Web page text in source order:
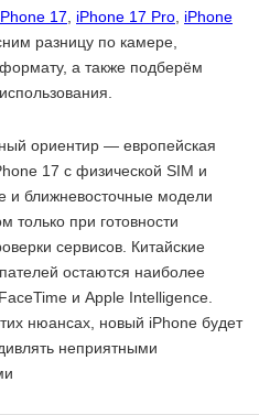
17 iPhone 17 Pro iPhone
разницу по камере,
а также подберём
ориентир — европейская
17 с физической SIM и
и ближневосточные модели
только при готовности
сервисов. Китайские
остаются наиболее
и Apple Intelligence.
нюансах, новый iPhone будет
неприятными